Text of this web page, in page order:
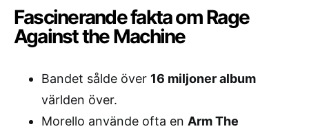
Fascinerande fakta om Rage
Against the Machine
Bandet sålde över 16 miljoner album
världen över.
Morello använde ofta en Arm The